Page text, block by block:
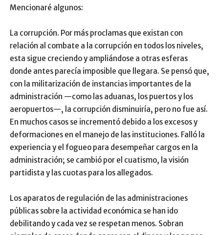
Mencionaré algunos:
La corrupción. Por más proclamas que existan con
relación al combate a la corrupción en todos los niveles,
esta sigue creciendo y ampliándose a otras esferas
donde antes parecía imposible que llegara. Se pensó que,
con la militarización de instancias importantes de la
administración —como las aduanas, los puertos y los
aeropuertos—, la corrupción disminuiría, pero no fue así.
En muchos casos se incrementó debido a los excesos y
deformaciones en el manejo de las instituciones. Falló la
experiencia y el fogueo para desempeñar cargos en la
administración; se cambió por el cuatismo, la visión
partidista y las cuotas para los allegados.
Los aparatos de regulación de las administraciones
públicas sobre la actividad económica se han ido
debilitando y cada vez se respetan menos. Sobran